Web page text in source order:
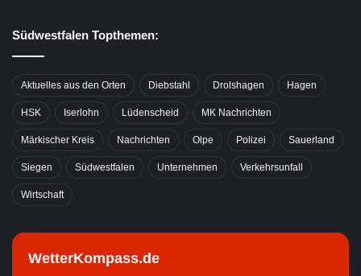
Südwestfalen Topthemen:
Aktuelles aus den Orten Diebstahl Drolshagen Hagen
HSK Iserlohn Lüdenscheid MK Nachrichten
Märkischer Kreis Nachrichten Olpe Polizei Sauerland
Siegen Südwestfalen Unternehmen Verkehrsunfall
Wirtschaft
WetterKompass.de